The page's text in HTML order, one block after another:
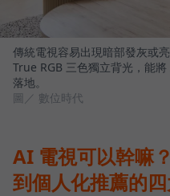
傳統電視容易出現暗部發灰或
True RGB 三色獨立背光，能
落地。
圖／ 數位時代
AI 電視可以幹嘛
到個人化推薦的